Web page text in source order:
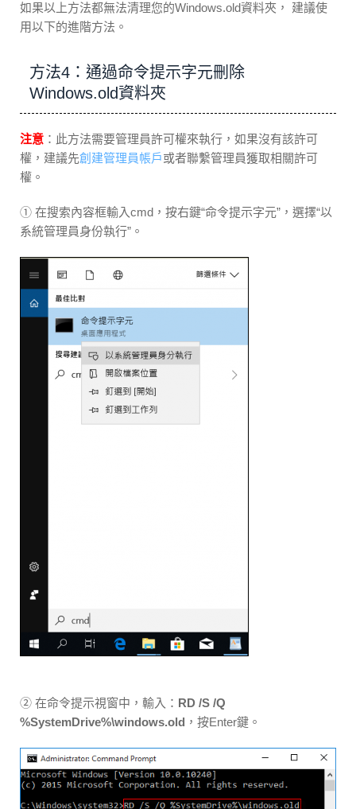
如果以上方法都無法清理您的Windows.old資料夾， 建議使
用以下的進階方法。
方法4：通過命令提示字元刪除
Windows.old資料夾
注意 ：此方法需要管理員許可權來執行，如果沒有該許可
權，建議先創建管理員帳戶或者聯繫管理員獲取相關許可
權。
① 在搜索內容框輸入cmd，按右鍵“命令提示字元”，選擇“以
系統管理員身份執行”。
② 在命令提示視窗中，輸入： RD /S /Q
%SystemDrive%\windows.old ，按Enter鍵。